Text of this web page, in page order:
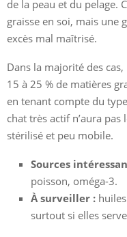
de la peau et du pelage.
graisse en soi, mais une
excès mal maîtrisé.
Dans la majorité des
15 à 25 % de matières
en tenant compte du
chat très actif n’aura pas
stérilisé et peu mobile.
Sources
poisson, oméga-3.
À surveiller :
surtout si elles